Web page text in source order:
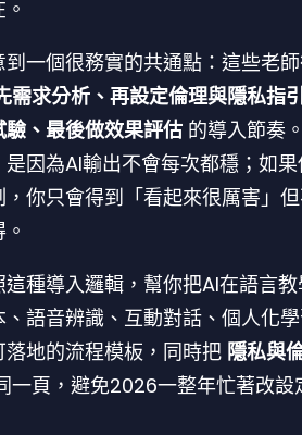
到一個很務實的共通點：這些老
需求分析、再設定倫理與隱私指
、最後做效果評估 的導入節奏
是因為AI輸出不會每次都穩；如
，你只會得到「看起來很厲害」
種導入邏輯，幫你把AI在語言
、語音辨識、互動對話、個人化
地的流程模板，同時把 隱私與
一頁，避免2026一整年忙著改設